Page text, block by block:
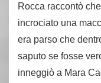
Rocca raccontò
incrociato una
era parso che
saputo se fosse
inneggiò a Mara